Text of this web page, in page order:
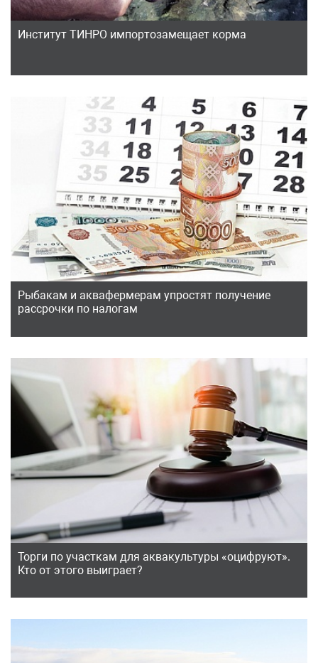
Институт ТИНРО импортозамещает корма
Рыбакам и аквафермерам упростят получение
рассрочки по налогам
Торги по участкам для аквакультуры «оцифруют».
Кто от этого выиграет?